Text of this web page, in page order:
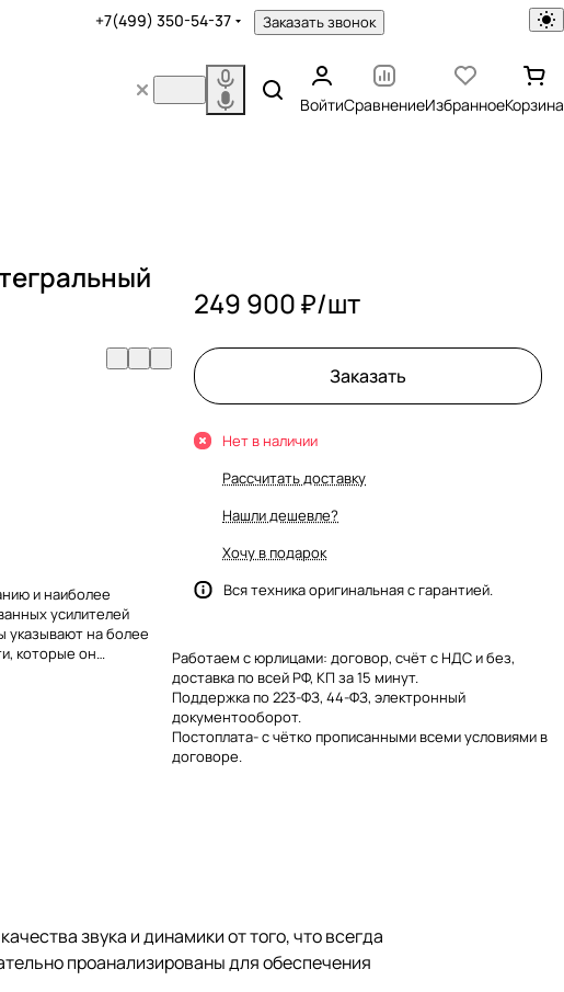
+7(499) 350-54-37 Заказать звонок
ВойтиСравнениеИзбранноеКорзина
и наиболее
усилителей
указывают на более
которые он
249 900 ₽/шт
Заказать
Нет в наличии
Рассчитать доставку
Нашли дешевле?
Хочу в подарок
Вся техника оригинальная с гарантией.
Работаем с юрлицами: договор, счёт с НДС и без,
доставка по всей РФ, КП за 15 минут.
Поддержка по 223-ФЗ, 44-ФЗ, электронный
документооборот.
Постоплата- с чётко прописанными всеми условиями в
договоре.
звука и динамики от того, что всегда
проанализированы для обеспечения